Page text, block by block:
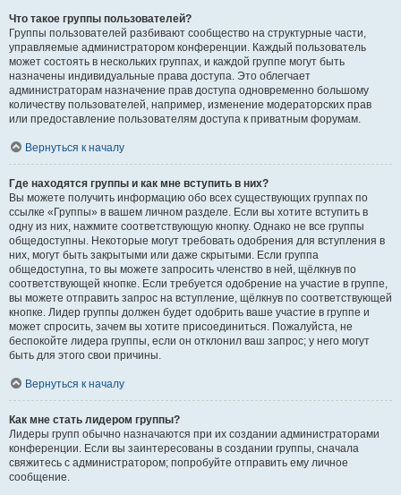
Что такое группы пользователей?
Группы пользователей разбивают сообщество на структурные части,
управляемые администратором конференции. Каждый пользователь
может состоять в нескольких группах, и каждой группе могут быть
назначены индивидуальные права доступа. Это облегчает
администраторам назначение прав доступа одновременно большому
количеству пользователей, например, изменение модераторских прав
или предоставление пользователям доступа к приватным форумам.
Вернуться к началу
Где находятся группы и как мне вступить в них?
Вы можете получить информацию обо всех существующих группах по
ссылке «Группы» в вашем личном разделе. Если вы хотите вступить в
одну из них, нажмите соответствующую кнопку. Однако не все группы
общедоступны. Некоторые могут требовать одобрения для вступления в
них, могут быть закрытыми или даже скрытыми. Если группа
общедоступна, то вы можете запросить членство в ней, щёлкнув по
соответствующей кнопке. Если требуется одобрение на участие в группе,
вы можете отправить запрос на вступление, щёлкнув по соответствующей
кнопке. Лидер группы должен будет одобрить ваше участие в группе и
может спросить, зачем вы хотите присоединиться. Пожалуйста, не
беспокойте лидера группы, если он отклонил ваш запрос; у него могут
быть для этого свои причины.
Вернуться к началу
Как мне стать лидером группы?
Лидеры групп обычно назначаются при их создании администраторами
конференции. Если вы заинтересованы в создании группы, сначала
свяжитесь с администратором; попробуйте отправить ему личное
сообщение.